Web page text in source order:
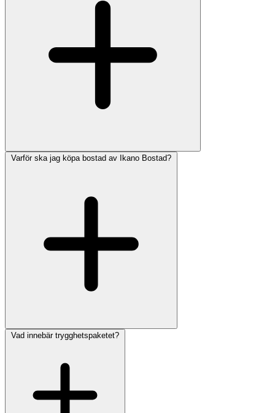
Varför ska jag köpa bostad av Ikano Bostad?
Vad innebär trygghetspaketet?